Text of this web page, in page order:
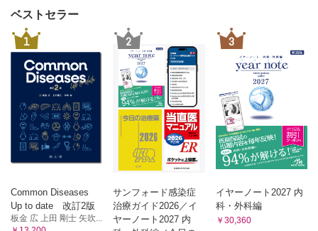
ベストセラー
1
Common Diseases
Up to date 改訂2版
板金 広 上田 剛士 矢吹...
2
サンフォード感染症
治療ガイド2026／イ
ヤーノート2027 内
3
イヤーノート2027 内
科・外科編
￥30,360